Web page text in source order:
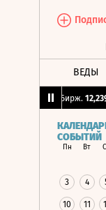
ВЕДЫ
CNY Бирж. 12,239
СОБЫТИЙ
Пн Вт
3 4
10 11